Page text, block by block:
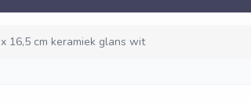
16,5 cm keramiek glans wit